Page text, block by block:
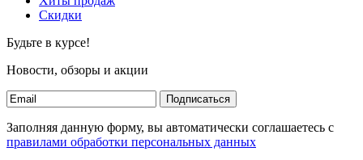
Скидки
Будьте в курсе!
Новости, обзоры и акции
Подписаться
Заполняя данную форму, вы автоматически соглашаетесь с
правилами обработки персональных данных